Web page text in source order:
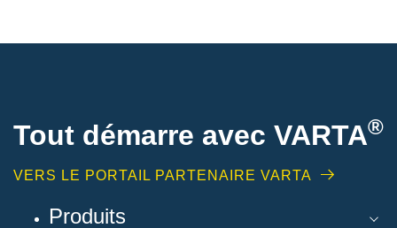
Tout démarre avec VARTA®
VERS LE PORTAIL PARTENAIRE VARTA
Produits